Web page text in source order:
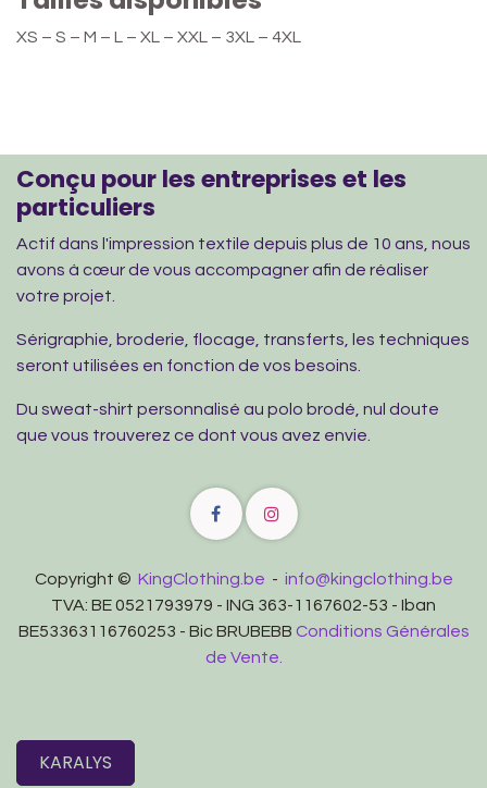
XS – S – M – L – XL – XXL – 3XL – 4XL
Conçu pour les entreprises et les
particuliers
Actif dans l'impression textile depuis plus de 10 ans, nous
avons à cœur de vous accompagner afin de réaliser
votre projet.
Sérigraphie, broderie, flocage, transferts, les techniques
seront utilisées en fonction de vos besoins.
Du sweat-shirt personnalisé au polo brodé, nul doute
que vous trouverez ce dont vous avez envie.
Copyright © KingClothing.be - info@kingclothing.be
TVA: BE 0521793979 - ING 363-1167602-53 - Iban
BE53363116760253 - Bic BRUBEBB Conditions Générales
de Vente.
KARALYS